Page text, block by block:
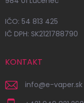
IČO: 54 813 425
IČ DPH: SK2121788790
KONTAKT
info@e-vaper.sk